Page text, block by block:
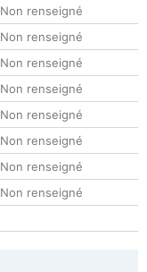
Non renseigné
Non renseigné
Non renseigné
Non renseigné
Non renseigné
Non renseigné
Non renseigné
Non renseigné